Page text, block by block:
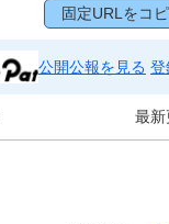
固定URLをコ
公開公報を見る 登
最新